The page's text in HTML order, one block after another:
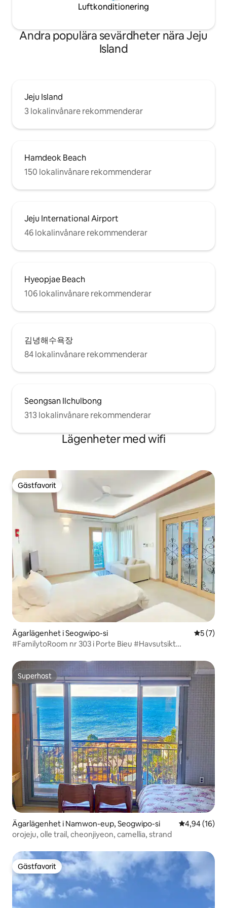
Luftkonditionering
Andra populära sevärdheter nära Jeju
Island
Jeju Island
3 lokalinvånare rekommenderar
Hamdeok Beach
150 lokalinvånare rekommenderar
Jeju International Airport
46 lokalinvånare rekommenderar
Hyeopjae Beach
106 lokalinvånare rekommenderar
김녕해수욕장
84 lokalinvånare rekommenderar
Seongsan Ilchulbong
313 lokalinvånare rekommenderar
Lägenheter med wifi
Gästfavorit
Gästfavorit
Ägarlägenhet i Seogwipo-si 5 av 5 i
5 (7)
#FamilytoRoom nr 303 i Porte Bieu #Havsutsikt
#Promenad i tangerinodlingen
Superhost
Superhost
Ägarlägenhet i Namwon-eup, Seogwipo-si 4,94 av 5 i
4,94 (16)
orojeju, olle trail, cheonjiyeon, camellia, strand
Gästfavorit
Gästfavorit